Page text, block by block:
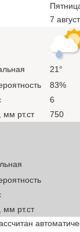
7
21°
83%
6
мм рт.ст
750
мм рт.ст